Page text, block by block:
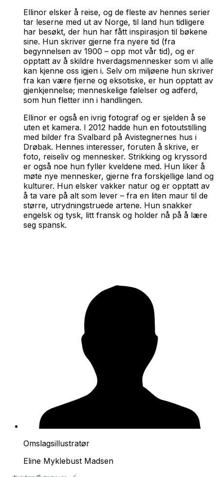
Ellinor elsker å reise, og de fleste av hennes serier
tar leserne med ut av Norge, til land hun tidligere
har besøkt, der hun har fått inspirasjon til bøkene
sine. Hun skriver gjerne fra nyere tid (fra
begynnelsen av 1900 – opp mot vår tid), og er
opptatt av å skildre hverdagsmennesker som vi alle
kan kjenne oss igjen i. Selv om miljøene hun skriver
fra kan være fjerne og eksotiske, er hun opptatt av
gjenkjennelse; menneskelige følelser og adferd,
som hun fletter inn i handlingen.
Ellinor er også en ivrig fotograf og er sjelden å se
uten et kamera. I 2012 hadde hun en fotoutstilling
med bilder fra Svalbard på Avistegnernes hus i
Drøbak. Hennes interesser, foruten å skrive, er
foto, reiseliv og mennesker. Strikking og kryssord
er også noe hun fyller kveldene med. Hun liker å
møte nye mennesker, gjerne fra forskjellige land og
kulturer. Hun elsker vakker natur og er opptatt av
å ta vare på alt som lever – fra en liten maur til de
større, utrydningstruede artene. Hun snakker
engelsk og tysk, litt fransk og holder nå på å lære
seg spansk.
Omslagsillustratør
Eline Myklebust Madsen